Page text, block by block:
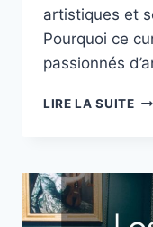
artistiques et
Pourquoi ce
passionnés
LIRE LA SUITE